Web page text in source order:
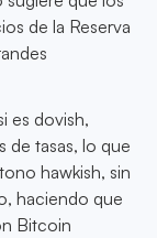
de la Reserva
es dovish,
de tasas, lo que
hawkish, sin
haciendo que
Bitcoin